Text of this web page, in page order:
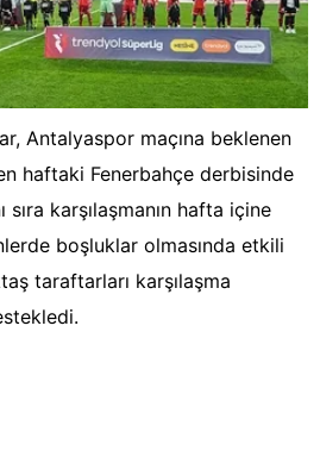
Antalyaspor maçına beklenen
haftaki Fenerbahçe derbisinde
karşılaşmanın hafta içine
boşluklar olmasında etkili
taraftarları karşılaşma